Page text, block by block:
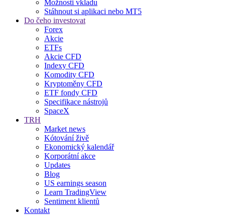
Možnosti vkladu
Stáhnout si aplikaci nebo MT5
Do čeho investovat
Forex
Akcie
ETFs
Akcie CFD
Indexy CFD
Komodity CFD
Kryptoměny CFD
ETF fondy CFD
Specifikace nástrojů
SpaceX
TRH
Market news
Kótování živě
Ekonomický kalendář
Korporátní akce
Updates
Blog
US earnings season
Learn TradingView
Sentiment klientů
Kontakt